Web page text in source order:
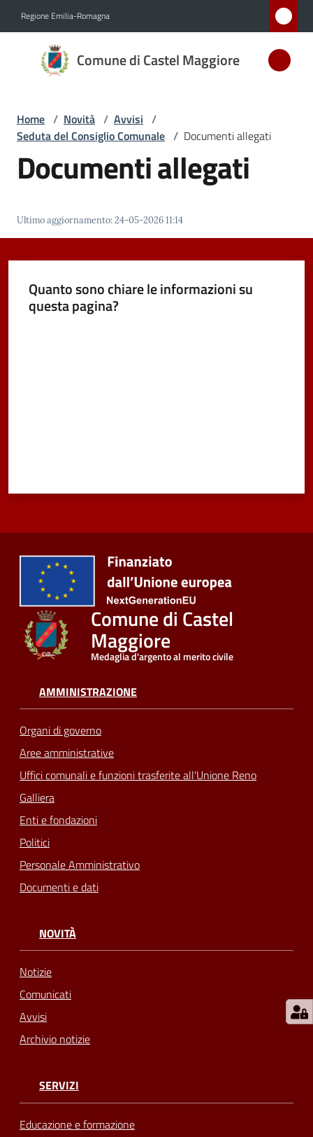
Regione Emilia-Romagna
Comune di Castel Maggiore
Comune
di Castel
D'ARGENTO
AL MERITO
Amministrazione
Novità
Servizi
argomenti...
Seguici
Home / Novità / Avvisi /
Seduta del Consiglio Comunale / Documenti allegati
Documenti allegati
Ultimo aggiornamento:24-05-2026 11:14
Quanto sono chiare le informazioni su
questa pagina?
Comune di Castel
Maggiore
Medaglia d'argento al merito civile
AMMINISTRAZIONE
Organi di governo
Aree amministrative
Uffici comunali e funzioni trasferite all'Unione Reno
Galliera
Enti e fondazioni
Politici
Personale Amministrativo
Documenti e dati
NOVITÀ
Notizie
Comunicati
Avvisi
Archivio notizie
SERVIZI
Educazione e formazione